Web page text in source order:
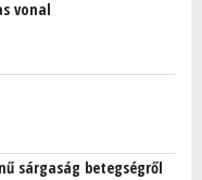
vonal
sárgaság betegségről